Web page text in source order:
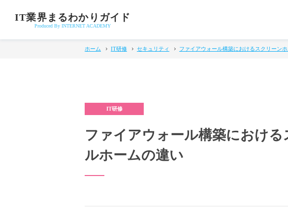
IT業界まるわかりガイド
Produced By INTERNET ACADEMY
ホーム IT研修 セキュリティ ファイアウォール構築におけるスクリーン
ファイアウォール構築におけ
ルホームの違い